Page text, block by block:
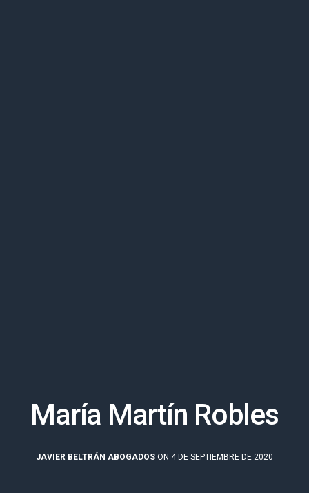
María Martín Robles
JAVIER BELTRÁN ABOGADOS ON 4 DE SEPTIEMBRE DE 2020